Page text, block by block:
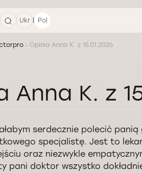
Ukr | Pol
Opinia Anna K. z 15.01.2026
Anna K. z
serdecznie polecić panią
specjalistę. Jest to
oraz niezwykle
pani doktor wszystko